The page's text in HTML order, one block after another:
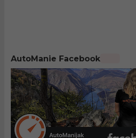
AutoManie Facebook